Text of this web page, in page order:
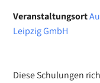
Veranstaltungsort
Leipzig GmbH
Diese Schulungen